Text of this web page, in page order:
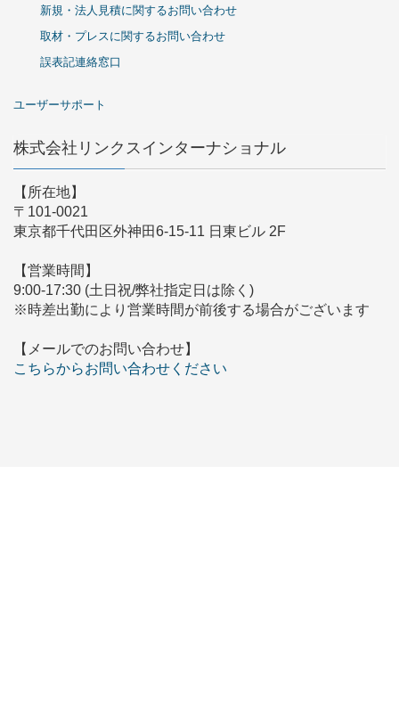
新規・法人見積に関するお問い合わせ
取材・プレスに関するお問い合わせ
誤表記連絡窓口
ユーザーサポート
株式会社リンクスインターナショナル
【所在地】
〒101-0021
東京都千代田区外神田6-15-11 日東ビル 2F
【営業時間】
9:00-17:30 (土日祝/弊社指定日は除く)
※時差出勤により営業時間が前後する場合がございます
【メールでのお問い合わせ】
こちらからお問い合わせください